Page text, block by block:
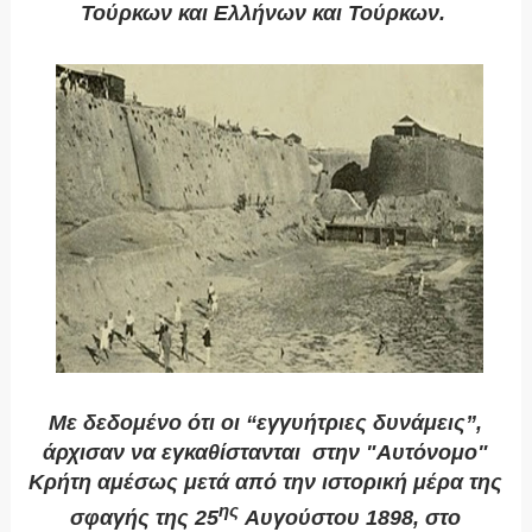
Τούρκων και Ελλήνων και Τούρκων.
Με δεδομένο ότι οι “εγγυήτριες δυνάμεις”,
άρχισαν να εγκαθίστανται στην "Αυτόνομο"
Κρήτη αμέσως μετά από την ιστορική μέρα της
σφαγής της 25ης Αυγούστου 1898, στο